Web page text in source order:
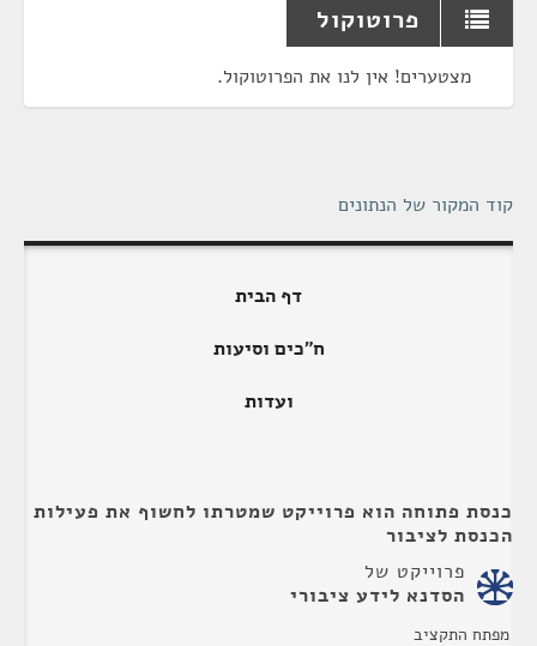
פרוטוקול
מצטערים! אין לנו את הפרוטוקול.
קוד המקור של הנתונים
דף הבית
ח"כים וסיעות
ועדות
כנסת פתוחה הוא פרוייקט שמטרתו לחשוף את פעילות
הכנסת לציבור
פרוייקט של
הסדנא לידע ציבורי
מפתח התקציב